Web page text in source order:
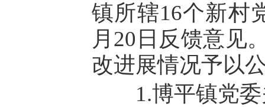
镇所辖16个新村
月20日反馈意见
改进展情况予以
1.博平镇党委